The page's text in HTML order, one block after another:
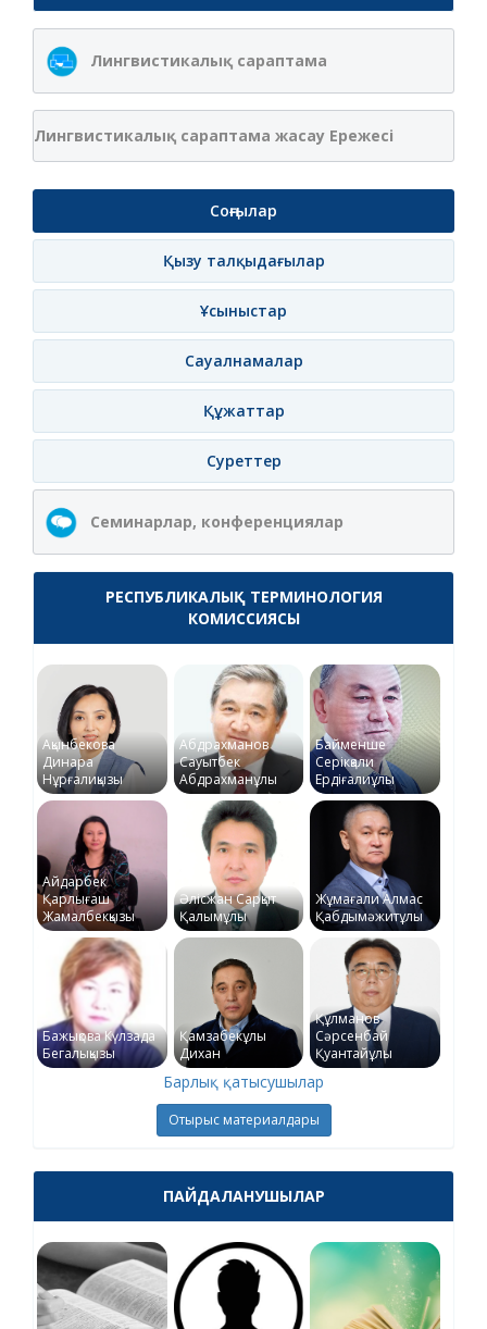
Лингвистикалық сараптама
Лингвистикалық сараптама жасау Ережесі
Соңғылар
Қызу талқыдағылар
Ұсыныстар
Сауалнамалар
Құжаттар
Суреттер
Семинарлар, конференциялар
РЕСПУБЛИКАЛЫҚ ТЕРМИНОЛОГИЯ
КОМИССИЯСЫ
Ақынбекова
Динара
Нұрғалиқызы
Абдрахманов
Сауытбек
Абдрахманұлы
Байменше
Серікқали
Ердіғалиұлы
Айдарбек
Қарлығаш
Жамалбекқызы
Әлісжан Сарқыт
Қалымұлы
Жұмағали Алмас
Қабдымәжитұлы
Бажықова Күлзада
Бегалықызы
Қамзабекұлы
Дихан
Құлманов
Сәрсенбай
Қуантайұлы
Барлық қатысушылар
Отырыс материалдары
ПАЙДАЛАНУШЫЛАР